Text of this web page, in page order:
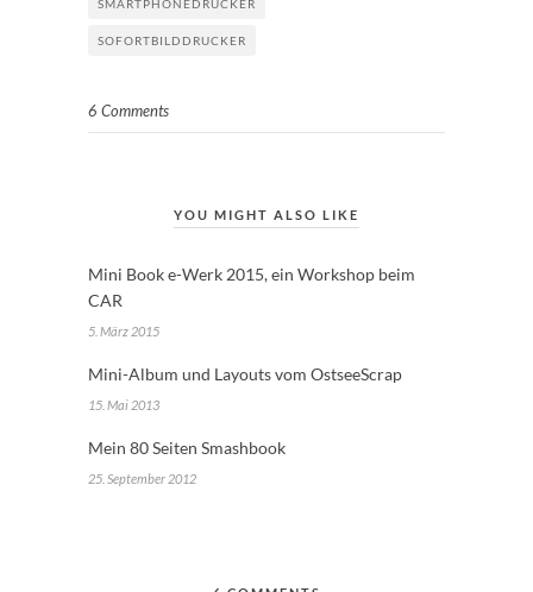
SMARTPHONEDRUCKER
SOFORTBILDDRUCKER
6 Comments
YOU MIGHT ALSO LIKE
Mini Book e-Werk 2015, ein Workshop beim
CAR
5. März 2015
Mini-Album und Layouts vom OstseeScrap
15. Mai 2013
Mein 80 Seiten Smashbook
25. September 2012